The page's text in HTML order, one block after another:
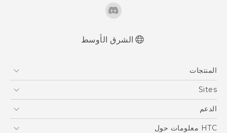
الشرق الأوسط
المنتجات
5G
EXODUS
Sites
HTC Dev
الدعم
الدعم
HTC معلومات حول